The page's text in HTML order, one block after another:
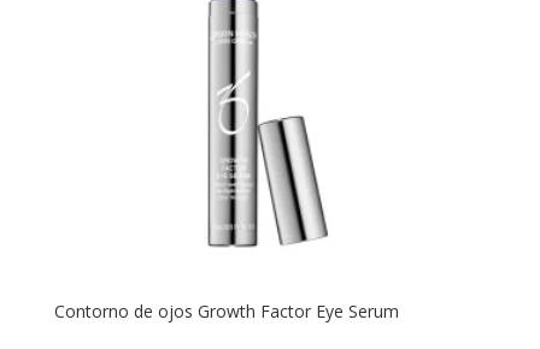
Contorno de ojos Growth Factor Eye Serum